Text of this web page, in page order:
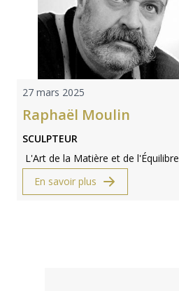
27 mars 2025
Raphaël Moulin
SCULPTEUR
L'Art de la Matière et de l'Équilibre
En savoir plus